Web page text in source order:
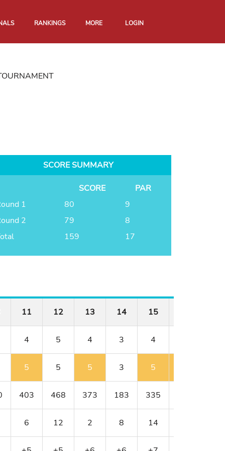
RANKINGS MORE LOGIN
SCORE SUMMARY
SCORE
PAR
1
80
9
2
79
8
159 17
11 12 13 14 15
4 5 4 3 4
5 5 5 3 5
403 468 373 183 335
6 12 2 8 14